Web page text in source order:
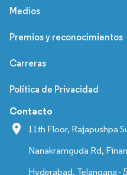
Medios
Premios y reconocimientos
Carreras
Política de Privacidad
Contacto
11th Floor, Rajapushpa
Nanakramguda Rd,
Hyderabad, Telangana -